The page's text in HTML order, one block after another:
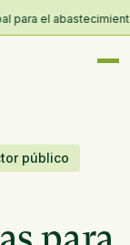
el
público